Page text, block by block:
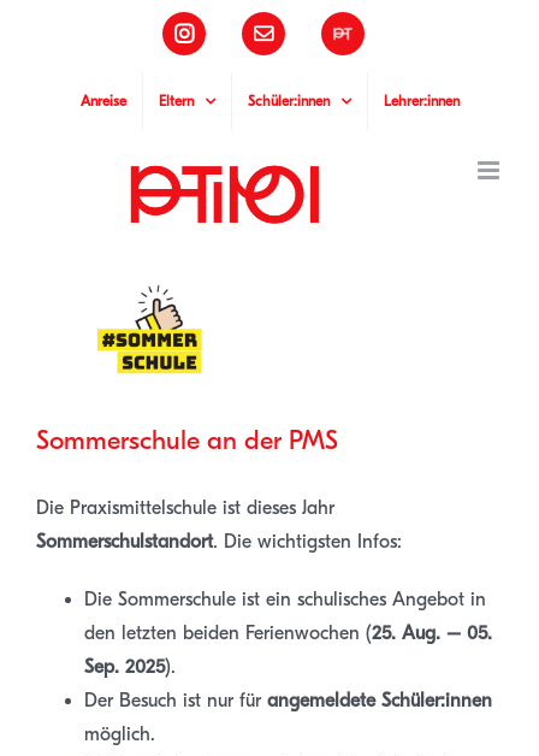
InstagramE-
Mail
Pädagogische
Hochschule
Anreise Eltern Schüler:innen Lehrer:innen
Sommerschule an der PMS
Die Praxismittelschule ist dieses Jahr
Sommerschulstandort. Die wichtigsten Infos:
Die Sommerschule ist ein schulisches Angebot in
den letzten beiden Ferienwochen (25. Aug. – 05.
Sep. 2025).
Der Besuch ist nur für angemeldete Schüler:innen
möglich.